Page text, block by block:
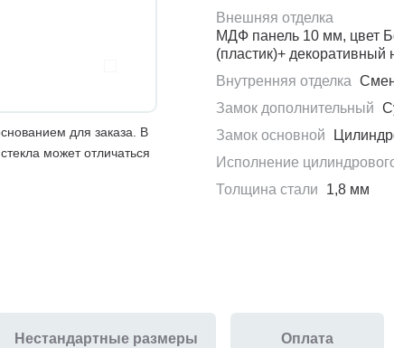
для заказа. В
может отличаться
Внешняя отделка
МДФ панель 10 мм, цвет
(пластик)+
Внутренняя отделка
Замок дополнительный
Замок основной
Исполнение
Толщина стали
1,8 мм
Нестандартные размеры Оплата